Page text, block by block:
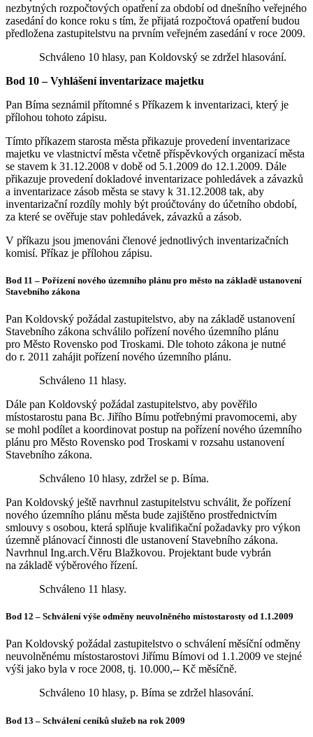
nezbytných rozpočtových opatření za období od dnešního veřejného
zasedání do konce roku s tím, že přijatá rozpočtová opatření budou
předložena zastupitelstvu na prvním veřejném zasedání v roce 2009.
Schváleno 10 hlasy, pan Koldovský se zdržel hlasování.
Bod 10 – Vyhlášení inventarizace majetku
Pan Bíma seznámil přítomné s Příkazem k inventarizaci, který je
přílohou tohoto zápisu.
Tímto příkazem starosta města přikazuje provedení inventarizace
majetku ve vlastnictví města včetně příspěvkových organizací města
se stavem k 31.12.2008 v době od 5.1.2009 do 12.1.2009. Dále
přikazuje provedení dokladové inventarizace pohledávek a závazků
a inventarizace zásob města se stavy k 31.12.2008 tak, aby
inventarizační rozdíly mohly být proúčtovány do účetního období,
za které se ověřuje stav pohledávek, závazků a zásob.
V příkazu jsou jmenováni členové jednotlivých inventarizačních
komisí. Příkaz je přílohou zápisu.
Bod 11 – Pořízení nového územního plánu pro město na základě ustanovení
Stavebního zákona
Pan Koldovský požádal zastupitelstvo, aby na základě ustanovení
Stavebního zákona schválilo pořízení nového územního plánu
pro Město Rovensko pod Troskami. Dle tohoto zákona je nutné
do r. 2011 zahájit pořízení nového územního plánu.
Schváleno 11 hlasy.
Dále pan Koldovský požádal zastupitelstvo, aby pověřilo
místostarostu pana Bc. Jiřího Bímu potřebnými pravomocemi, aby
se mohl podílet a koordinovat postup na pořízení nového územního
plánu pro Město Rovensko pod Troskami v rozsahu ustanovení
Stavebního zákona.
Schváleno 10 hlasy, zdržel se p. Bíma.
Pan Koldovský ještě navrhnul zastupitelstvu schválit, že pořízení
nového územního plánu města bude zajištěno prostřednictvím
smlouvy s osobou, která splňuje kvalifikační požadavky pro výkon
územně plánovací činnosti dle ustanovení Stavebního zákona.
Navrhnul Ing.arch.Věru Blažkovou. Projektant bude vybrán
na základě výběrového řízení.
Schváleno 11 hlasy.
Bod 12 – Schválení výše odměny neuvolněného místostarosty od 1.1.2009
Pan Koldovský požádal zastupitelstvo o schválení měsíční odměny
neuvolněnému místostarostovi Jiřímu Bímovi od 1.1.2009 ve stejné
výši jako byla v roce 2008, tj. 10.000,-- Kč měsíčně.
Schváleno 10 hlasy, p. Bíma se zdržel hlasování.
Bod 13 – Schválení ceníků služeb na rok 2009